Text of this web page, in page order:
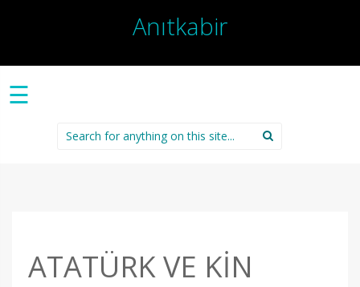
Anıtkabir
☰
Search
for:
ATATÜRK VE KİN